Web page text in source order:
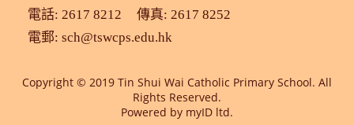
電話: 2617 8212
傳真: 2617 8252
電郵: sch@tswcps.edu.hk
Copyright © 2019 Tin Shui Wai Catholic Primary School. All
Rights Reserved.
Powered by myID ltd.